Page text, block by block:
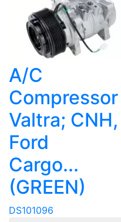
A/C
Compressor
Valtra; CNH,
Ford
Cargo...
(GREEN)
DS101096